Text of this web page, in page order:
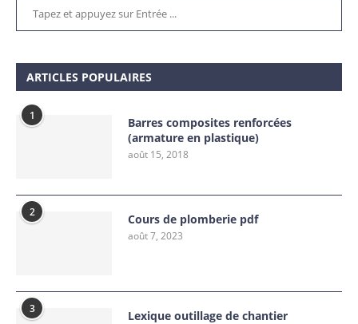
ARTICLES POPULAIRES
1
Barres composites renforcées
(armature en plastique)
août 15, 2018
2 Cours de plomberie pdf
août 7, 2023
3 Lexique outillage de chantier